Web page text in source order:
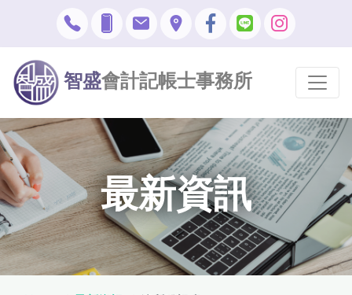
智盛會計記帳士事務所
最新資訊